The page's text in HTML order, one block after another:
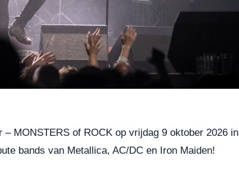
MONSTERS of ROCK op vrijdag 9 oktober 2026 in
bands van Metallica, AC/DC en Iron Maiden!